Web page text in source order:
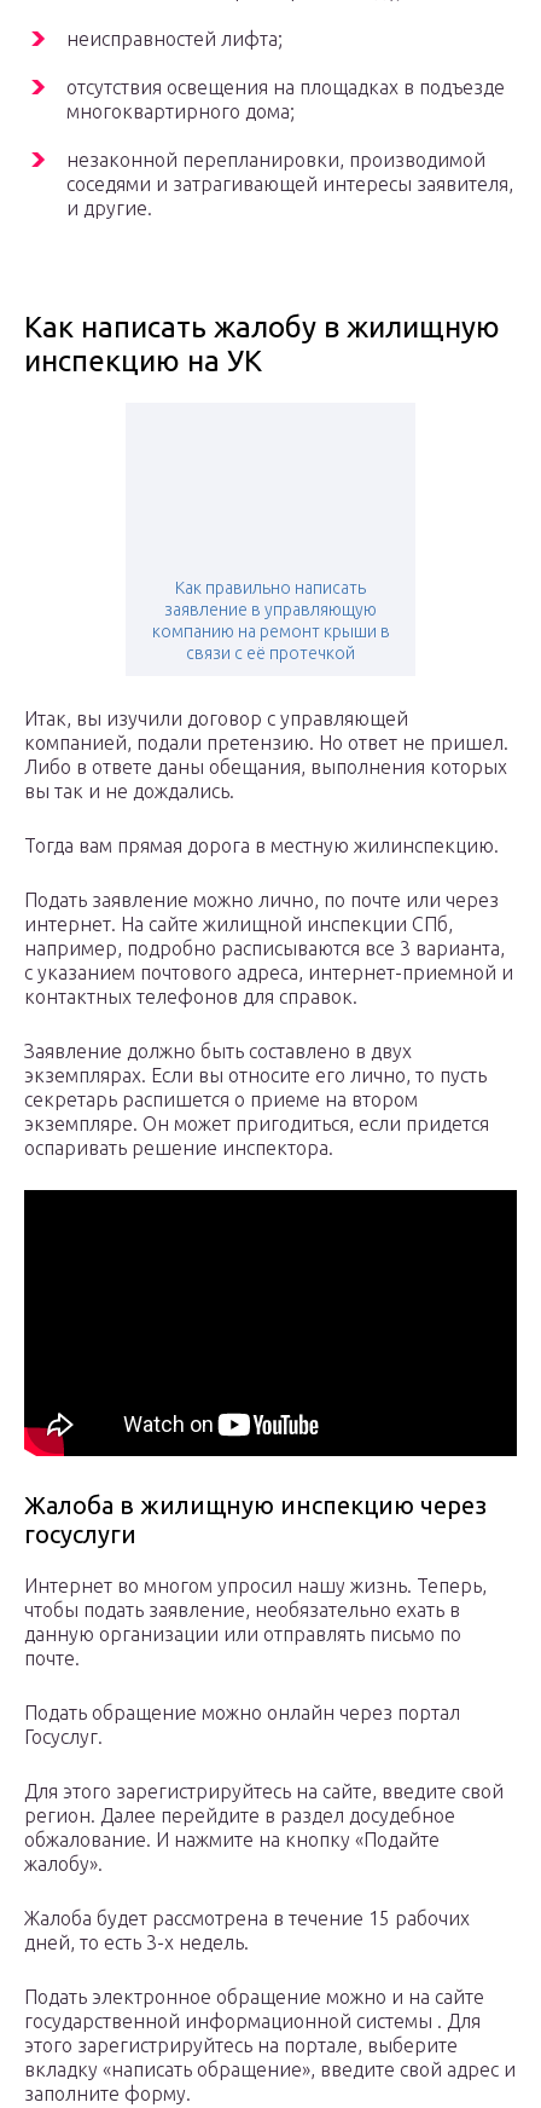
неисправностей лифта;
отсутствия освещения на площадках в подъезде
многоквартирного дома;
незаконной перепланировки, производимой
соседями и затрагивающей интересы заявителя,
и другие.
Как написать жалобу в жилищную
инспекцию на УК
Как правильно написать
заявление в управляющую
компанию на ремонт крыши в
связи с её протечкой
Итак, вы изучили договор с управляющей
компанией, подали претензию. Но ответ не пришел.
Либо в ответе даны обещания, выполнения которых
вы так и не дождались.
Тогда вам прямая дорога в местную жилинспекцию.
Подать заявление можно лично, по почте или через
интернет. На сайте жилищной инспекции СПб,
например, подробно расписываются все 3 варианта,
с указанием почтового адреса, интернет-приемной и
контактных телефонов для справок.
Заявление должно быть составлено в двух
экземплярах. Если вы относите его лично, то пусть
секретарь распишется о приеме на втором
экземпляре. Он может пригодиться, если придется
оспаривать решение инспектора.
Жалоба в жилищную инспекцию через
госуслуги
Интернет во многом упросил нашу жизнь. Теперь,
чтобы подать заявление, необязательно ехать в
данную организации или отправлять письмо по
почте.
Подать обращение можно онлайн через портал
Госуслуг.
Для этого зарегистрируйтесь на сайте, введите свой
регион. Далее перейдите в раздел досудебное
обжалование. И нажмите на кнопку «Подайте
жалобу».
Жалоба будет рассмотрена в течение 15 рабочих
дней, то есть 3-х недель.
Подать электронное обращение можно и на сайте
государственной информационной системы . Для
этого зарегистрируйтесь на портале, выберите
вкладку «написать обращение», введите свой адрес и
заполните форму.